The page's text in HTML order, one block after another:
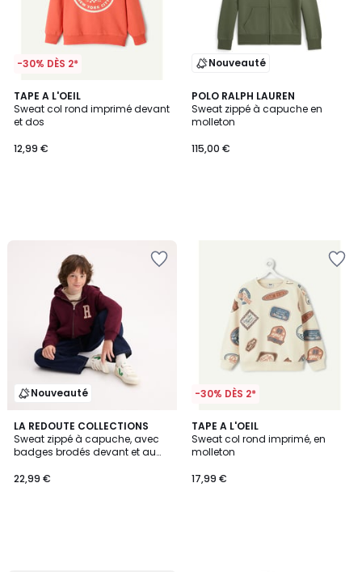
-30% DÈS 2*
TAPE A L'OEIL
Sweat col rond imprimé devant
et dos
12,99 €
Nouveauté
POLO RALPH LAUREN
Sweat zippé à capuche en
molleton
115,00 €
Nouveauté
LA REDOUTE COLLECTIONS
Sweat zippé à capuche, avec
badges brodés devant et au
22,99 €
-30% DÈS 2*
TAPE A L'OEIL
Sweat col rond imprimé, en
molleton
17,99 €